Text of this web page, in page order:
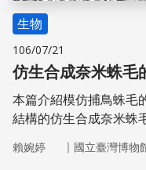
生物
106/07/21
仿生合成奈米蛛毛
本篇介紹模仿捕鳥蛛毛
結構的仿生合成奈米蛛
和反射，達到各角度視
賴婉婷 ｜ 國立臺灣博物